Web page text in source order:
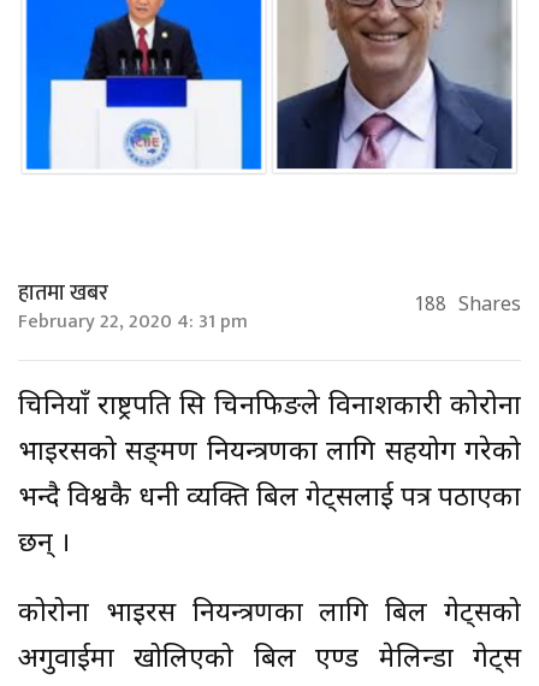
हातमा खबर
February 22, 2020 4: 31 pm 188 Shares
चिनियाँ राष्ट्रपति सि चिनफिङले विनाशकारी कोरोना
भाइरसको सङ्क्रमण नियन्त्रणका लागि सहयोग गरेको
भन्दै विश्वकै धनी व्यक्ति बिल गेट्सलाई पत्र पठाएका
छन् ।
कोरोना भाइरस नियन्त्रणका लागि बिल गेट्सको
अगुवाईमा खोलिएको बिल एण्ड मेलिन्डा गेट्स